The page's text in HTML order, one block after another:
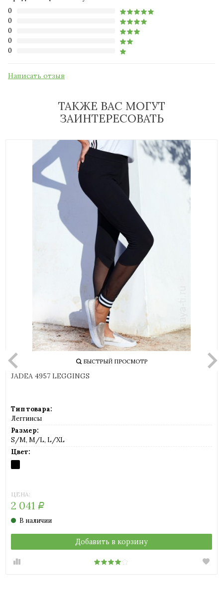
0
0
0
0
0
Написать отзыв
ТАКЖЕ ВАС МОГУТ
ЗАИНТЕРЕСОВАТЬ
БЫСТРЫЙ ПРОСМОТР
JADEA 4957 LEGGINGS
Тип товара:
Леггинсы
Размер:
S/M, M/L, L/XL
Цвет:
NERO
(черный)
ЦЕНА:
2 041 Р
В наличии
Добавить в корзину